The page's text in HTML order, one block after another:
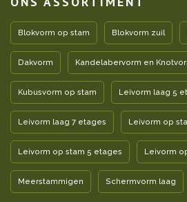
Blokvorm op stam Blokvorm zuil
Dakvorm Kandelabervorm en
Kubusvorm op stam Leivorm laag 5
Leivorm laag 7 etages Leivorm op
Leivorm op stam 5 etages Leivorm
Meerstammigen Schermvorm laag